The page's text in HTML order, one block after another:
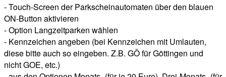
- Touch-Screen der Parkscheinautomaten über den blauen
ON-Button aktivieren
- Option Langzeitparken wählen
- Kennzeichen angeben (bei Kennzeichen mit Umlauten,
diese bitte auch so eingeben. Z.B. GÖ für Göttingen und
nicht GOE, etc.)